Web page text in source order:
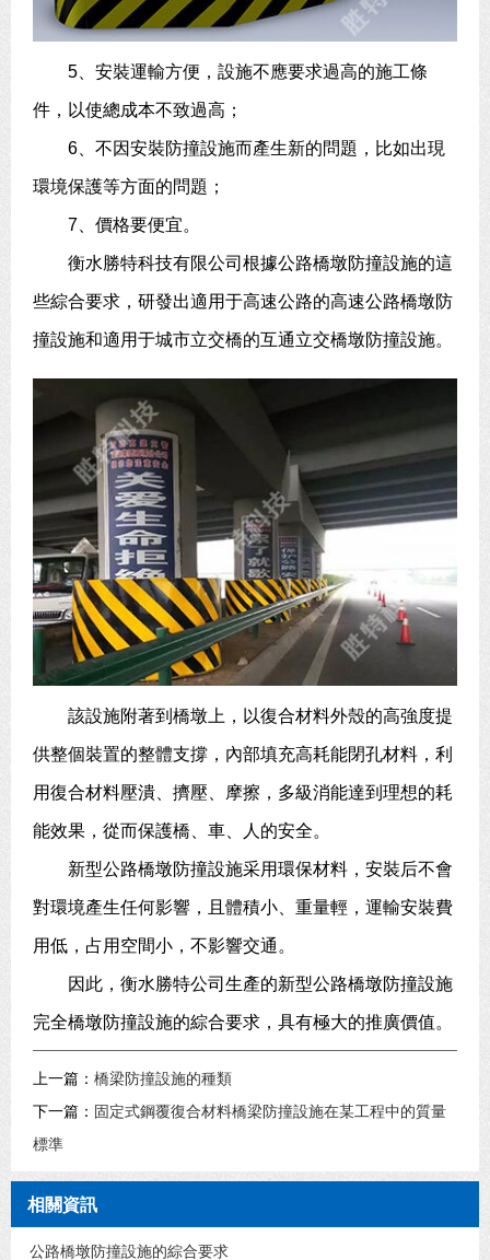
5、安裝運輸方便，設施不應要求過高的施工條
件，以使總成本不致過高；
6、不因安裝防撞設施而產生新的問題，比如出現
環境保護等方面的問題；
7、價格要便宜。
衡水勝特科技有限公司根據公路橋墩防撞設施的這
些綜合要求，研發出適用于高速公路的高速公路橋墩防
撞設施和適用于城市立交橋的互通立交橋墩防撞設施。
該設施附著到橋墩上，以復合材料外殼的高強度提
供整個裝置的整體支撐，內部填充高耗能閉孔材料，利
用復合材料壓潰、擠壓、摩擦，多級消能達到理想的耗
能效果，從而保護橋、車、人的安全。
新型公路橋墩防撞設施采用環保材料，安裝后不會
對環境產生任何影響，且體積小、重量輕，運輸安裝費
用低，占用空間小，不影響交通。
因此，衡水勝特公司生產的新型公路橋墩防撞設施
完全橋墩防撞設施的綜合要求，具有極大的推廣價值。
上一篇： 橋梁防撞設施的種類
下一篇： 固定式鋼覆復合材料橋梁防撞設施在某工程中的質量
標準
相關資訊
公路橋墩防撞設施的綜合要求